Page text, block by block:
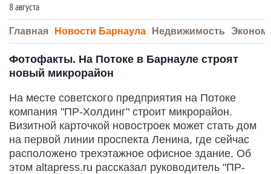
8 августа
Главная Новости Барнаула Недвижимость
Фотофакты. На Потоке в Барнауле строят
новый микрорайон
На месте советского предприятия на Потоке
компания "ПР-Холдинг" строит микрорайон.
Визитной карточкой новостроек может стать дом
на первой линии проспекта Ленина, где сейчас
расположено трехэтажное офисное здание. Об
этом altapress.ru рассказал руководитель "ПР-